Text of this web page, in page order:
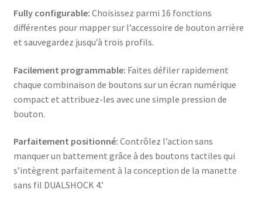
Fully configurable: Choisissez parmi 16 fonctions
différentes pour mapper sur l’accessoire de bouton arrière
et sauvegardez jusqu’à trois profils.
Facilement programmable: Faites défiler rapidement
chaque combinaison de boutons sur un écran numérique
compact et attribuez-les avec une simple pression de
bouton.
Parfaitement positionné: Contrôlez l’action sans
manquer un battement grâce à des boutons tactiles qui
s’intègrent parfaitement à la conception de la manette
sans fil DUALSHOCK 4.’